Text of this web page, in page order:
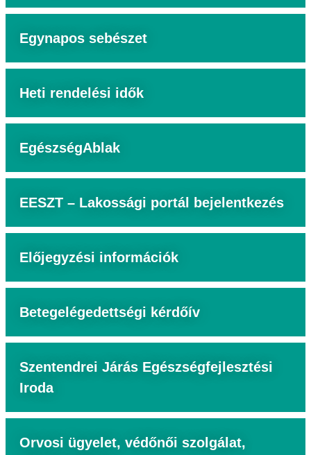
Egynapos sebészet
Heti rendelési idők
EgészségAblak
EESZT – Lakossági portál bejelentkezés
Előjegyzési információk
Betegelégedettségi kérdőív
Szentendrei Járás Egészségfejlesztési
Iroda
Orvosi ügyelet, védőnői szolgálat,